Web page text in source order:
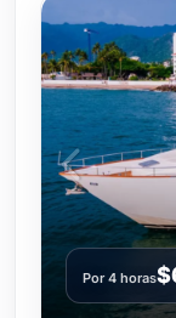
Por 4 horas